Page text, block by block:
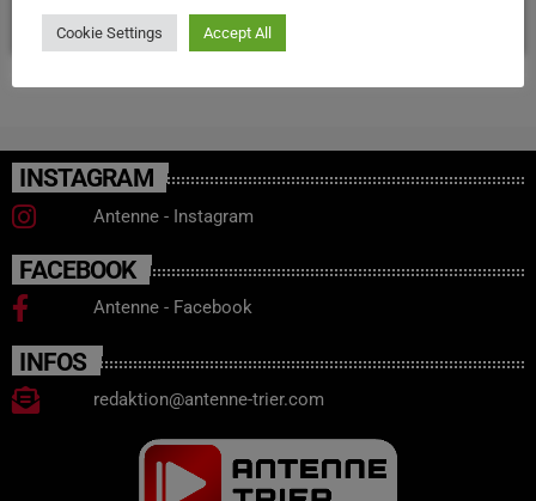
INSTAGRAM
Antenne - Instagram
FACEBOOK
Antenne - Facebook
INFOS
redaktion@antenne-trier.com
Cookie Settings Accept All